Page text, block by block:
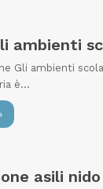
ambienti
Gli ambienti
è…
asili